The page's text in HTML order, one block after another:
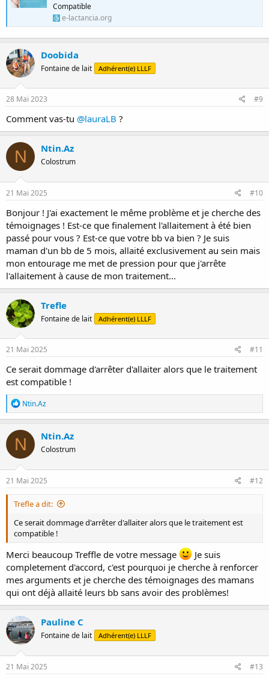
Compatible
e-lactancia.org
Doobida
Fontaine de lait Adhérent(e) LLLF
28 Mai 2023 #9
Comment vas-tu @lauraLB ?
N Ntin.Az
Colostrum
21 Mai 2025 #10
Bonjour ! J'ai exactement le même problème et je cherche des
témoignages ! Est-ce que finalement l'allaitement à été bien
passé pour vous ? Est-ce que votre bb va bien ? Je suis
maman d'un bb de 5 mois, allaité exclusivement au sein mais
mon entourage me met de pression pour que j'arrête
l'allaitement à cause de mon traitement...
Trefle
Fontaine de lait Adhérent(e) LLLF
21 Mai 2025 #11
Ce serait dommage d'arrêter d'allaiter alors que le traitement
est compatible !
R
é
a
c
i
o
n
s
Ntin.Az
N Ntin.Az
Colostrum
21 Mai 2025 #12
Trefle a dit:
Ce serait dommage d'arrêter d'allaiter alors que le traitement est
compatible !
Merci beaucoup Treffle de votre message
Je suis
completement d'accord, c'est pourquoi je cherche à renforcer
mes arguments et je cherche des témoignages des mamans
qui ont déjà allaité leurs bb sans avoir des problèmes!
Pauline C
Fontaine de lait Adhérent(e) LLLF
21 Mai 2025 #13